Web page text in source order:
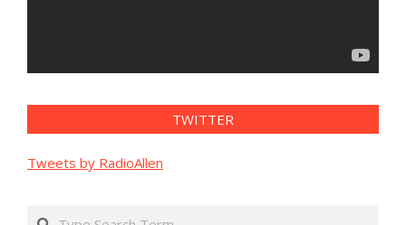
TWITTER
Tweets by RadioAllen
Search